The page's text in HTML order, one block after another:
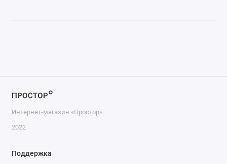
Интернет-магазин «Простор»
2022
Поддержка